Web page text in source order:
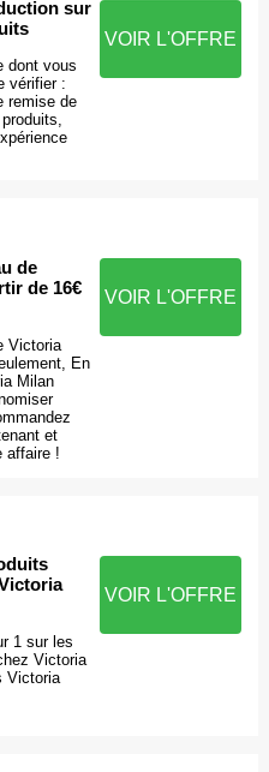
sur
dont vous
vérifier :
remise de
VOIR L'OFFRE
de
de 16€
Victoria
En
Milan
et
affaire !
VOIR L'OFFRE
1 sur les
Victoria
Victoria
VOIR L'OFFRE